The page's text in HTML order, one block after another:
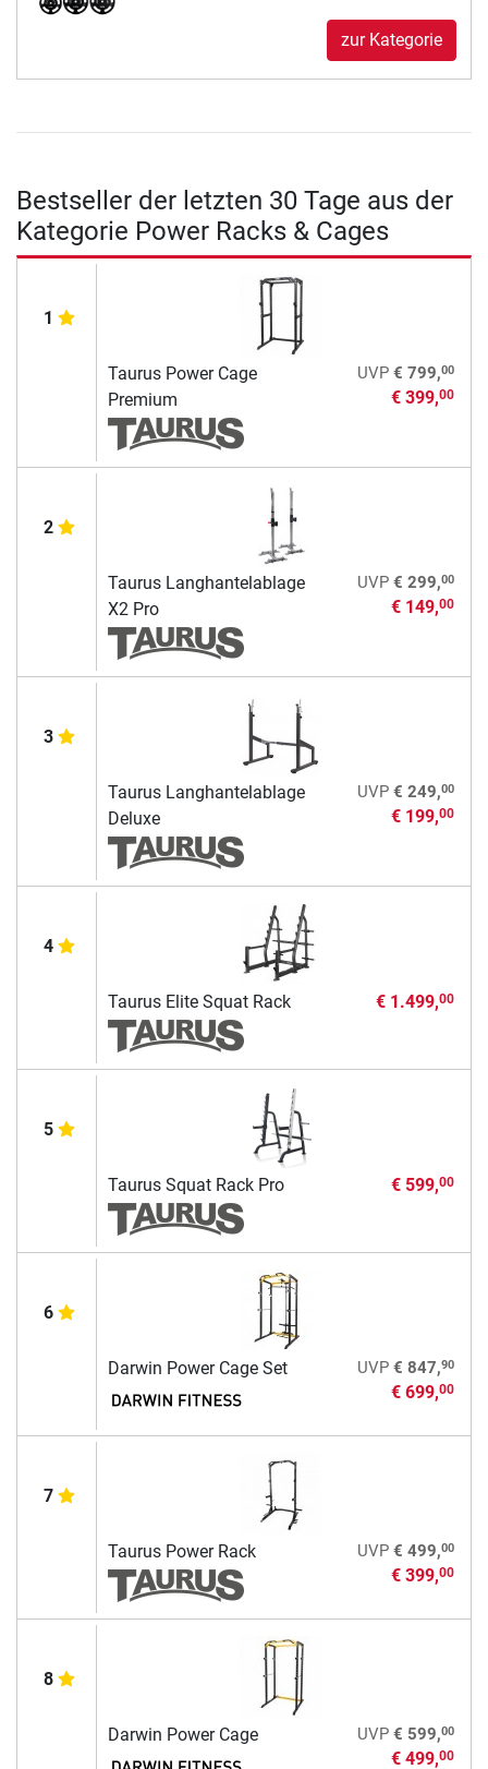
zur Kategorie
Bestseller der letzten 30 Tage aus der
Kategorie Power Racks & Cages
1
Taurus Power Cage
Premium
UVP € 799,00
€ 399,00
2
Taurus Langhantelablage
X2 Pro
UVP € 299,00
€ 149,00
3
Taurus Langhantelablage
Deluxe
UVP € 249,00
€ 199,00
4
Taurus Elite Squat Rack € 1.499,00
5
Taurus Squat Rack Pro € 599,00
6
Darwin Power Cage Set UVP € 847,90
€ 699,00
7
Taurus Power Rack UVP € 499,00
€ 399,00
8
Darwin Power Cage UVP € 599,00
€ 499,00